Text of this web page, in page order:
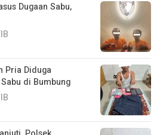
Dugaan Sabu,
Pria Diduga
di Bumbung